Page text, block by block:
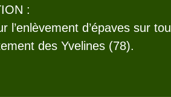
:
l’enlèvement d’épaves sur
des Yvelines (78).